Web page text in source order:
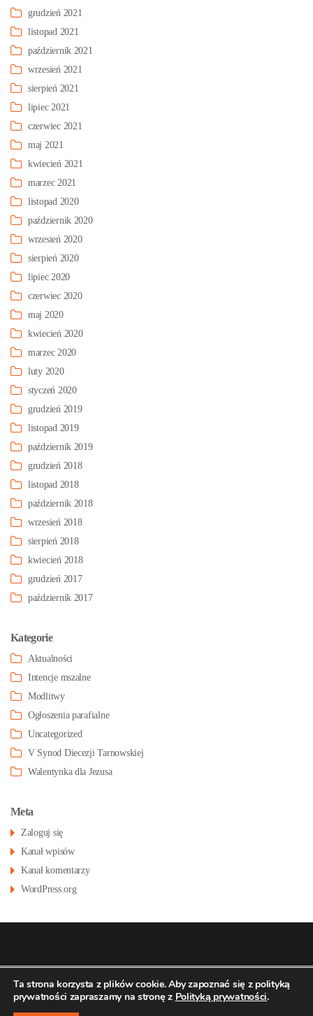
grudzień 2021
listopad 2021
październik 2021
wrzesień 2021
sierpień 2021
lipiec 2021
czerwiec 2021
maj 2021
kwiecień 2021
marzec 2021
listopad 2020
październik 2020
wrzesień 2020
sierpień 2020
lipiec 2020
czerwiec 2020
maj 2020
kwiecień 2020
marzec 2020
luty 2020
styczeń 2020
grudzień 2019
listopad 2019
październik 2019
grudzień 2018
listopad 2018
październik 2018
wrzesień 2018
sierpień 2018
kwiecień 2018
grudzień 2017
październik 2017
Kategorie
Aktualności
Intencje mszalne
Modlitwy
Ogłoszenia parafialne
Uncategorized
V Synod Diecezji Tarnowskiej
Walentynka dla Jezusa
Meta
Zaloguj się
Kanał wpisów
Kanał komentarzy
WordPress.org
© 2026Konatsu.pldlaParafia św Stanisława
BM w Pustkowie Osiedlu
Polityka
prywatności
Ta strona korzysta z plików cookie. Aby zapoznać się z polityką
prywatności zapraszamy na stronę z Polityką prywatności.